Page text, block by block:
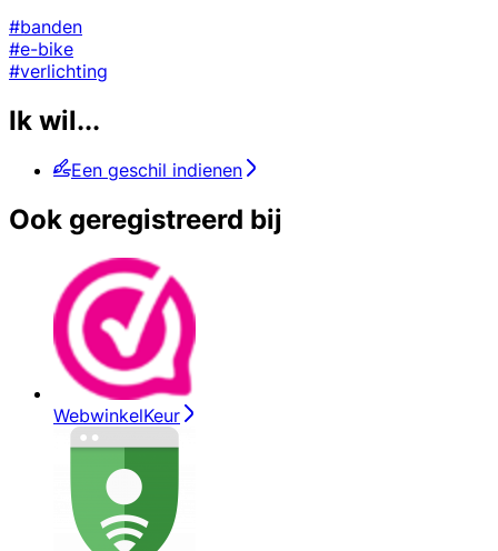
#banden
#e-bike
#verlichting
Ik wil...
Een geschil indienen
Ook geregistreerd bij
WebwinkelKeur